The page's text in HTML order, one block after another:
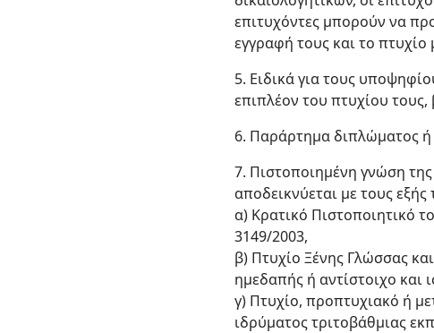
επιτυχόντες μπορούν να
εγγραφή τους και το
5. Ειδικά για τους
επιπλέον του πτυχίου
6. Παράρτημα διπλώματος ή
7. Πιστοποιημένη γνώση
αποδεικνύεται με τους
α) Κρατικό Πιστοποιητικό
3149/2003,
β) Πτυχίο Ξένης Γλώσσας
ημεδαπής ή αντίστοιχο και
γ) Πτυχίο, προπτυχιακό ή
ιδρύματος τριτοβάθμιας